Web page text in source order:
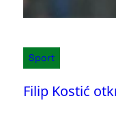
Sport
Filip Kostić